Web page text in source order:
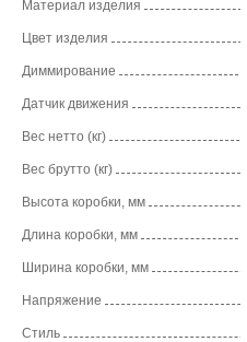
Материал изделия
Цвет изделия
Диммирование
Датчик движения
Вес нетто (кг)
Вес брутто (кг)
Высота коробки, мм
Длина коробки, мм
Ширина коробки, мм
Напряжение
Стиль